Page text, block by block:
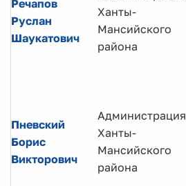
Речапов
Руслан
Шаукатович
Ханты-
Мансийского
района
Пневский
Борис
Викторович
Администрация
Ханты-
Мансийского
района